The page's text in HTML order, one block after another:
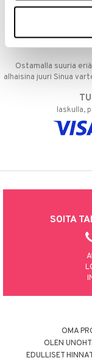
Ennen kello 13.00
Ostamalla suuria
alhaisina juuri Sinua
laskulla,
SOITA
OMA
OLEN
EDULLISET